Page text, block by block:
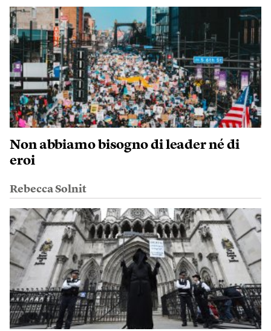
Non abbiamo bisogno di leader né di
eroi
Rebecca Solnit